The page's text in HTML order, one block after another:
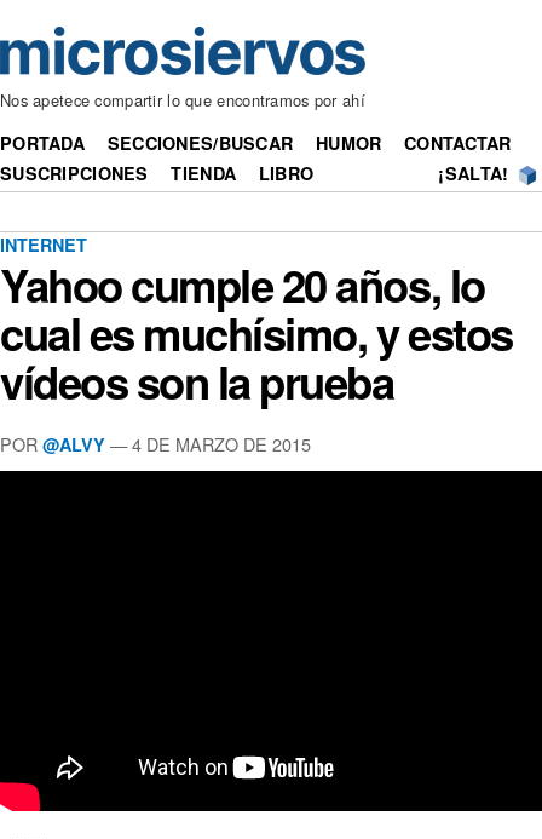
Nos apetece compartir lo que encontramos por ahí
PORTADA SECCIONES/BUSCAR HUMOR
CONTACTAR
SUSCRIPCIONES
TIENDA LIBRO ¡SALTA!
INTERNET
Yahoo cumple 20 años, lo
cual es muchísimo, y estos
vídeos son la prueba
POR @ALVY — 4 DE MARZO DE 2015